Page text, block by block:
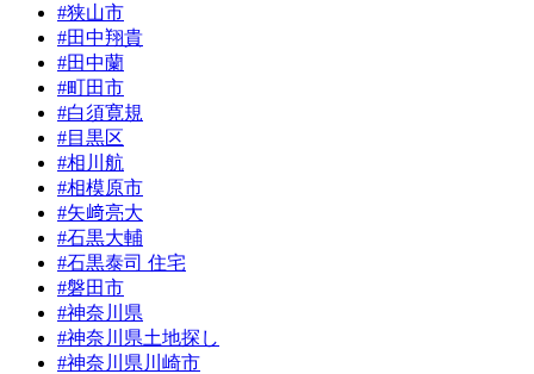
#狭山市
#田中翔貴
#田中蘭
#町田市
#白須寛規
#目黒区
#相川航
#相模原市
#矢﨑亮大
#石黒大輔
#石黒泰司 住宅
#磐田市
#神奈川県
#神奈川県土地探し
#神奈川県川崎市